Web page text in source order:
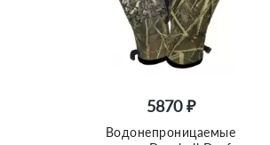
5870 ₽
Водонепроницаемые